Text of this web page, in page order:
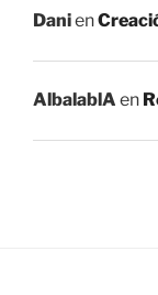
Danien
AlbalablA en